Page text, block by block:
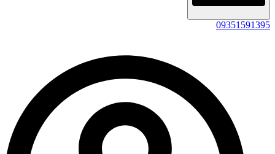
09351591395